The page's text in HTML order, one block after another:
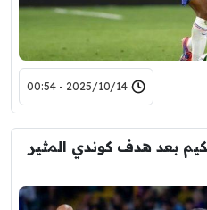
2025/10/14 - 00:54
بعد هدف كوندي المثير